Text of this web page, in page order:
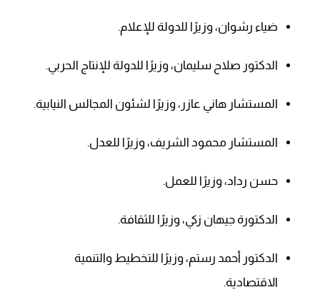
ضياء رشوان، وزيرًا للدولة للإعلام.
الدكتور صلاح سليمان، وزيرًا للدولة للإنتاج الحربي.
المستشار هاني عازر، وزيرًا لشئون المجالس النيابية.
المستشار محمود الشريف، وزيرًا للعدل.
حسن رداد، وزيرًا للعمل.
الدكتورة جيهان زكي، وزيرًا للثقافة.
الدكتور أحمد رستم، وزيرًا للتخطيط والتنمية
الاقتصادية.